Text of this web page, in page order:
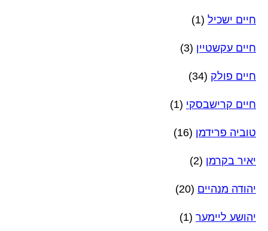
חיים ישכיל (1)
חיים עקשטיין (3)
חיים פולק (34)
חיים קרישבסקי (1)
טוביה פרידמן (16)
יאיר בקרמן (2)
יהודה מנהיים (20)
יהושע ליימער (1)